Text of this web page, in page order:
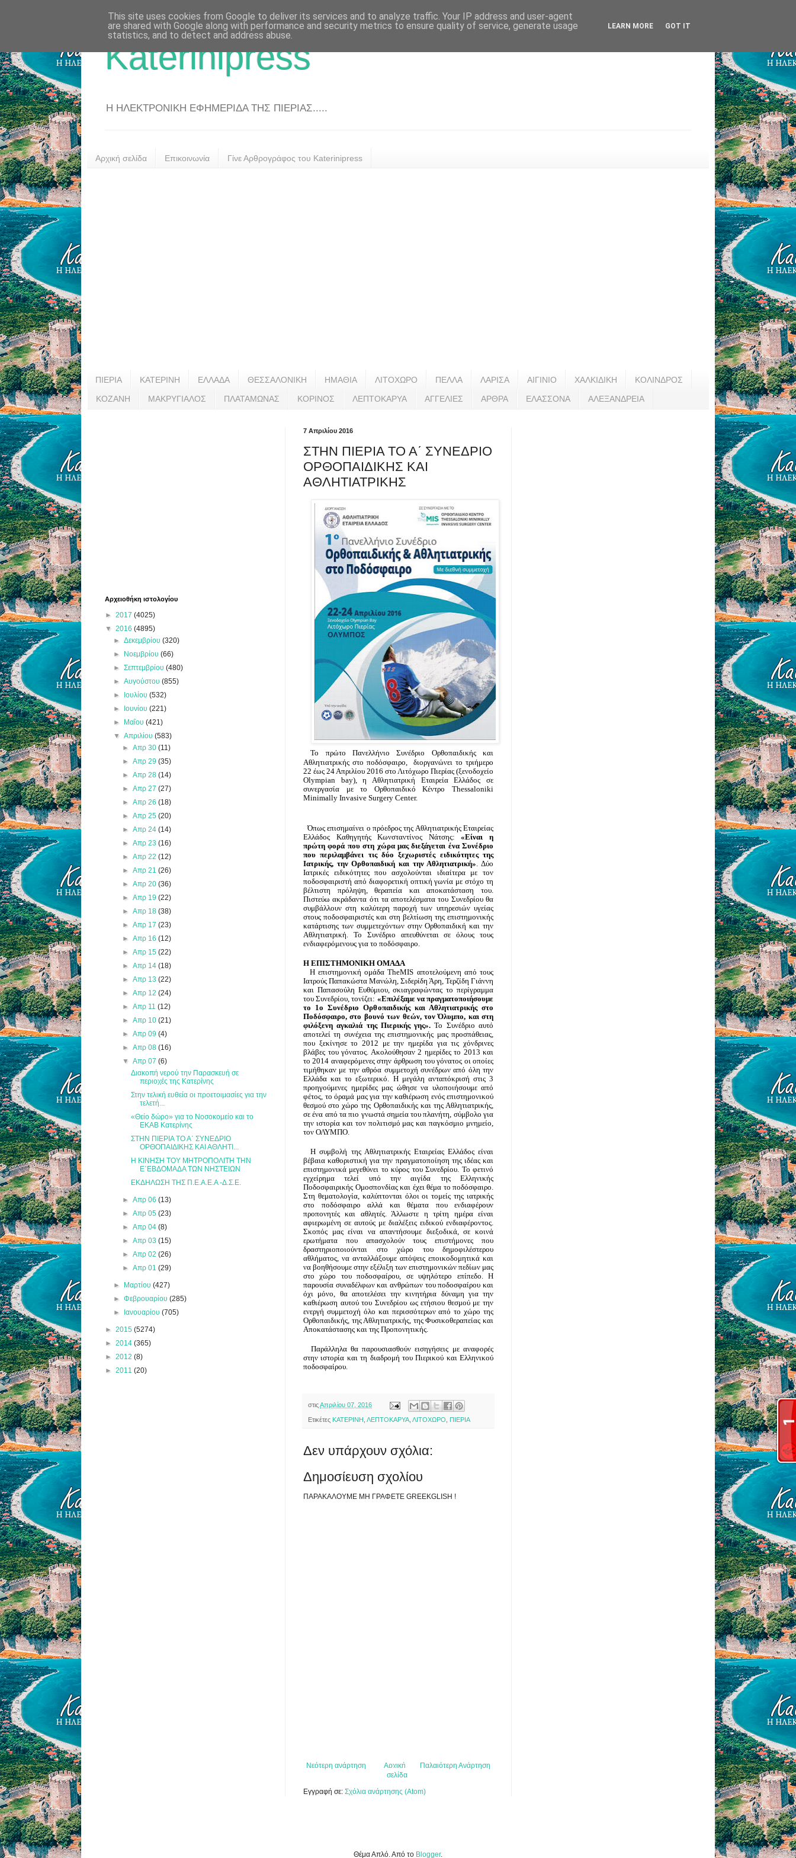
Katerinipress
Η ΗΛΕΚΤΡΟΝΙΚΗ ΕΦΗΜΕΡΙΔΑ ΤΗΣ ΠΙΕΡΙΑΣ.....
Αρχική σελίδα Επικοινωνία Γίνε Αρθρογράφος του Katerinipress
ΠΙΕΡΙΑ ΚΑΤΕΡΙΝΗ ΕΛΛΑΔΑ ΘΕΣΣΑΛΟΝΙΚΗ ΗΜΑΘΙΑ ΛΙΤΟΧΩΡΟ ΠΕΛΛΑ ΛΑΡΙΣΑ ΑΙΓΙΝΙΟ ΧΑΛΚΙΔΙΚΗ ΚΟΛΙΝΔΡΟΣ
ΚΟΖΑΝΗ ΜΑΚΡΥΓΙΑΛΟΣ ΠΛΑΤΑΜΩΝΑΣ ΚΟΡΙΝΟΣ ΛΕΠΤΟΚΑΡΥΑ ΑΓΓΕΛΙΕΣ ΑΡΘΡΑ ΕΛΑΣΣΟΝΑ ΑΛΕΞΑΝΔΡΕΙΑ
7 Απριλίου 2016
ΣΤΗΝ ΠΙΕΡΙΑ ΤΟ Α΄ ΣΥΝΕΔΡΙΟ
ΟΡΘΟΠΑΙΔΙΚΗΣ ΚΑΙ
ΑΘΛΗΤΙΑΤΡΙΚΗΣ
Το πρώτο Πανελλήνιο Συνέδριο Ορθοπαιδικής και
Αθλητιατρικής στο ποδόσφαιρο,  διοργανώνει το τριήμερο
22 έως 24 Απριλίου 2016 στο Λιτόχωρο Πιερίας (ξενοδοχείο
Olympian bay), η Αθλητιατρική Εταιρεία Ελλάδος σε
συνεργασία με το Ορθοπαιδικό Κέντρο Thessaloniki
Minimally Invasive Surgery Center.
Ελλάδος Καθηγητής Κωνσταντίνος Νάτσης: «Είναι η
πρώτη φορά που στη χώρα μας διεξάγεται ένα Συνέδριο
που περιλαμβάνει τις δύο ξεχωριστές ειδικότητες της
Ιατρικής, την Ορθοπαιδική και την Αθλητιατρική». Δύο
Ιατρικές ειδικότητες που ασχολούνται ιδιαίτερα με τον
ποδοσφαιριστή από διαφορετική οπτική γωνία με στόχο τη
βέλτιστη πρόληψη, θεραπεία και αποκατάσταση του.
Πιστεύω ακράδαντα ότι τα αποτελέσματα του Συνεδρίου θα
συμβάλλουν στη καλύτερη παροχή των υπηρεσιών υγείας
στους ποδοσφαιριστές και στη βελτίωση της επιστημονικής
κατάρτισης των συμμετεχόντων στην Ορθοπαιδική και την
Αθλητιατρική. Το Συνέδριο απευθύνεται σε όλους τους
ενδιαφερόμενους για το ποδόσφαιρο.
Η ΕΠΙΣΤΗΜΟΝΙΚΗ ΟΜΑΔΑ
Ιατρούς Παπακώστα Μανώλη, Σιδερίδη Άρη, Τερζίδη Γιάννη
και Παπασούλη Ευθύμιου, σκιαγραφώντας το περίγραμμα
του Συνεδρίου, τονίζει: «Επιλέξαμε να πραγματοποιήσουμε
το 1ο Συνέδριο Ορθοπαιδικής και Αθλητιατρικής στο
Ποδόσφαιρο, στο βουνό των θεών, τον Όλυμπο, και στη
φιλόξενη αγκαλιά της Πιερικής γης». Το Συνέδριο αυτό
αποτελεί τη συνέχεια της επιστημονικής μας προσπάθειας,
που ξεκίνησε το 2012 με την ημερίδα για τις χόνδρινες
βλάβες του γόνατος. Ακολούθησαν 2 ημερίδες το 2013 και
το 2014 αναφερόμενες στην άρθρωση του γόνατος οι οποίες
τιμήθηκαν με την αθρόα συμμετοχή συνέδρων από όλη την
Ελλάδα και το εξωτερικό. Η μεγάλη ανταπόκρισή στις 3
προηγούμενες ημερίδες μας ώθησε να υλοποιήσουμε από
φέτος, το όραμά μας για την καθιέρωση ενός επιστημονικού
θεσμού στο χώρο της Ορθοπαιδικής και της Αθλητιατρικής,
σε ένα από τα πιο γνωστά σημεία του πλανήτη, σύμβολο για
την ιστορία και τον πολιτισμό μας και παγκόσμιο μνημείο,
τον ΟΛΥΜΠΟ.
βέβαια καθοριστική για την πραγματοποίηση της ιδέας και
επιστημονικά μεγεθύνει το κύρος του Συνεδρίου. Το φετινό
εγχείρημα τελεί υπό την αιγίδα της Ελληνικής
Ποδοσφαιρικής Ομοσπονδίας και έχει θέμα το ποδόσφαιρο.
Στη θεματολογία, καλύπτονται όλοι οι τομείς της ιατρικής
στο ποδόσφαιρο αλλά και θέματα που ενδιαφέρουν
προπονητές και αθλητές. Άλλωστε η τρίτη ημέρα είναι
αφιερωμένη σε αυτούς με διαλέξεις ειδικού ενδιαφέροντος.
Σκοπός μας είναι να απαντήσουμε διεξοδικά, σε κοινά
ερωτήματα που απασχολούν τους επιστήμονες που
δραστηριοποιούνται στο χώρο του δημοφιλέστερου
αθλήματος, να ανταλλάξουμε απόψεις εποικοδομητικά και
να βοηθήσουμε στην εξέλιξη των επιστημονικών πεδίων μας
στο χώρο του ποδοσφαίρου, σε υψηλότερο επίπεδο. Η
παρουσία συναδέλφων και ανθρώπων του ποδοσφαίρου και
όχι μόνο, θα αποτελέσει την κινητήρια δύναμη για την
καθιέρωση αυτού του Συνεδρίου ως ετήσιου θεσμού με την
ενεργή συμμετοχή όλο και περισσότερων από το χώρο της
Ορθοπαιδικής, της Αθλητιατρικής, της Φυσικοθεραπείας και
Αποκατάστασης και της Προπονητικής.
στην ιστορία και τη διαδρομή του Πιερικού και Ελληνικού
ποδοσφαίρου.
στιςΑπριλίου 07, 2016
Ετικέτες ΚΑΤΕΡΙΝΗ ΛΕΠΤΟΚΑΡΥΑ ΛΙΤΟΧΩΡΟ ΠΙΕΡΙΑ
Δεν υπάρχουν σχόλια:
Δημοσίευση σχολίου
ΠΑΡΑΚΑΛΟΥΜΕ ΜΗ ΓΡΑΦΕΤΕ GREEKGLISH !
Νεότερη ανάρτηση Παλαιότερη Ανάρτηση
Αρχική
σελίδα
Εγγραφή σε: Σχόλια ανάρτησης (Atom)
Αρχειοθήκη ιστολογίου
► 2017 (4025)
▼ 2016 (4895)
►Δεκεμβρίου(320)
► Νοεμβρίου(66)
►Σεπτεμβρίου(480)
►Αυγούστου(855)
► Ιουλίου(532)
► Ιουνίου(221)
► Μαΐου(421)
▼Απριλίου(583)
► Απρ 30 (11)
► Απρ 29 (35)
► Απρ 28 (14)
► Απρ 27 (27)
► Απρ 26 (18)
► Απρ 25 (20)
► Απρ 24 (14)
► Απρ 23 (16)
► Απρ 22 (12)
► Απρ 21 (26)
► Απρ 20 (36)
► Απρ 19 (22)
► Απρ 18 (38)
► Απρ 17 (23)
► Απρ 16 (12)
► Απρ 15 (22)
► Απρ 14 (18)
► Απρ 13 (22)
► Απρ 12 (24)
► Απρ 11 (12)
► Απρ 10 (21)
► Απρ 09 (4)
► Απρ 08 (16)
▼ Απρ 07 (6)
Διακοπή νερού την Παρασκευή σε
περιοχές της Κατερίνης
Στην τελική ευθεία οι προετοιμασίες για την
τελετή...
«Θείο δώρο» για το Νοσοκομείο και το
ΕΚΑΒ Κατερίνης
ΣΤΗΝ ΠΙΕΡΙΑ ΤΟ Α΄ ΣΥΝΕΔΡΙΟ
ΟΡΘΟΠΑΙΔΙΚΗΣ ΚΑΙ ΑΘΛΗΤΙ...
Η ΚΙΝΗΣΗ ΤΟΥ ΜΗΤΡΟΠΟΛΙΤΗ ΤΗΝ
Ε΄ΕΒΔΟΜΑΔΑ ΤΩΝ ΝΗΣΤΕΙΩΝ
ΕΚΔΗΛΩΣΗ ΤΗΣ Π.Ε.Α.Ε.Α -Δ.Σ.Ε.
► Απρ 06 (13)
► Απρ 05 (23)
► Απρ 04 (8)
► Απρ 03 (15)
► Απρ 02 (26)
► Απρ 01 (29)
► Μαρτίου(427)
►Φεβρουαρίου(285)
► Ιανουαρίου(705)
► 2015 (5274)
► 2014 (365)
► 2012 (8)
► 2011 (20)
Θέμα Απλό. Από το Blogger.
This site uses cookies from Google to deliver its services and to analyze traffic. Your IP address and user-agent
are shared with Google along with performance and security metrics to ensure quality of service, generate usage
statistics, and to detect and address abuse.
LEARN MORE GOT IT